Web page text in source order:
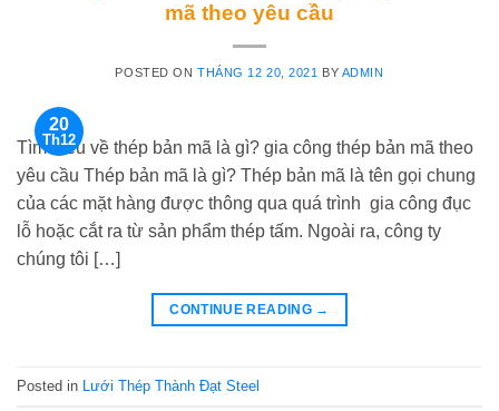
mã theo yêu cầu
POSTED ON THÁNG 12 20, 2021 BY ADMIN
20
Th12
Tìm hiểu về thép bản mã là gì? gia công thép bản mã theo
yêu cầu Thép bản mã là gì? Thép bản mã là tên gọi chung
của các mặt hàng được thông qua quá trình gia công đục
lỗ hoặc cắt ra từ sản phẩm thép tấm. Ngoài ra, công ty
chúng tôi […]
CONTINUE READING →
Posted in Lưới Thép Thành Đạt Steel